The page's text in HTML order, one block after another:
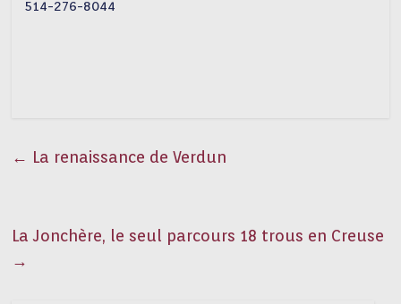
514-276-8044
← La renaissance de Verdun
La Jonchère, le seul parcours 18 trous en Creuse
→